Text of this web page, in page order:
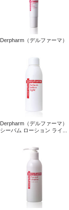
Derpharm（デルファーマ）
Derpharm（デルファーマ）
シーバム ローション ライ...